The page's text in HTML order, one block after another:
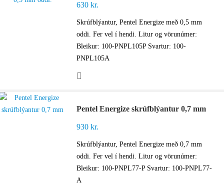
630kr.
Skrúfblýantur, Pentel Energize með 0,5 mm
oddi. Fer vel í hendi. Litur og vörunúmer:
Bleikur: 100-PNPL105P Svartur: 100-
PNPL105A
Pentel Energize skrúfblýantur 0,7 mm
930kr.
Skrúfblýantur, Pentel Energize með 0,7 mm
oddi. Fer vel í hendi. Litur og vörunúmer:
Bleikur: 100-PNPL77-P Svartur: 100-PNPL77-
A